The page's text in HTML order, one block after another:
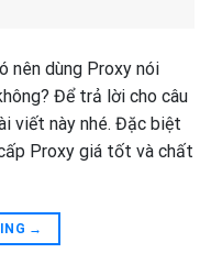
nên dùng Proxy nói
Để trả lời cho câu
viết này nhé. Đặc biệt
Proxy giá tốt và chất
→